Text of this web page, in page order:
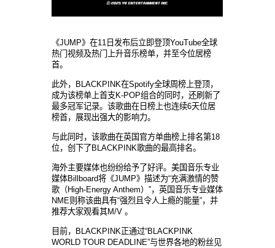
《JUMP》在11日发布后立即登顶YouTube全球
热门视频及热门上升音乐榜单，并至今位居榜
首。
此外，BLACKPINK在Spotify全球周榜上登顶，
成为该榜单上首支K-POP组合的同时，还刷新了
最多冠军记录。该歌曲在日榜上也连续6天位居
榜首，展现出强大的影响力。
与此同时，该歌曲在英国官方单曲榜上排名第18
位，创下了BLACKPINK歌曲的最高排名。
海外主要媒体也纷纷给予了好评。美国音乐专业
媒体Billboard将《JUMP》描述为“充满激情的赞
歌（High-Energy Anthem）”，英国音乐专业媒体
NME则称该曲具有“强烈且令人上瘾的能量”，并
推荐大家观看其M/V 。
目前，BLACKPINK正通过“BLACKPINK
WORLD TOUR DEADLINE”与世界各地的粉丝见